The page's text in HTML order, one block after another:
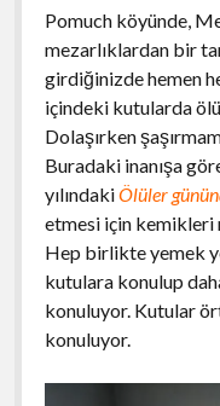
Pomuch köyünde,
mezarlıklardan bir
girdiğinizde hemen
içindeki kutularda
Dolaşırken
Buradaki inanışa
yılındakiÖlüler
etmesi için kemikleri
Hep birlikte yemek
kutulara konulup
konuluyor. Kutular
konuluyor.